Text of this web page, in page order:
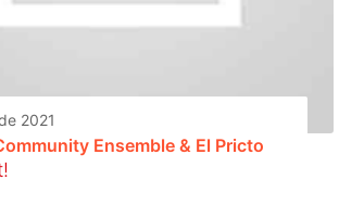
2021
Ensemble & El Pricto